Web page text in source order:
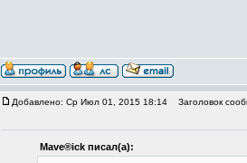
Добавлено: Ср Июл 01, 2015 18:14 Заголовок
Mave®ick писал(а):